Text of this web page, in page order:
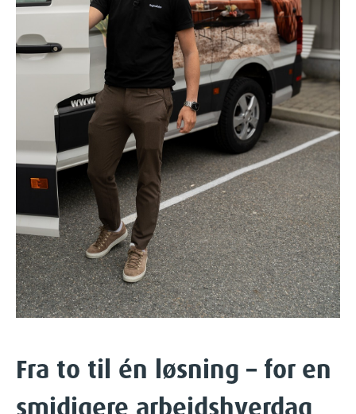
Fra to til én løsning – for en
smidigere arbeidshverdag